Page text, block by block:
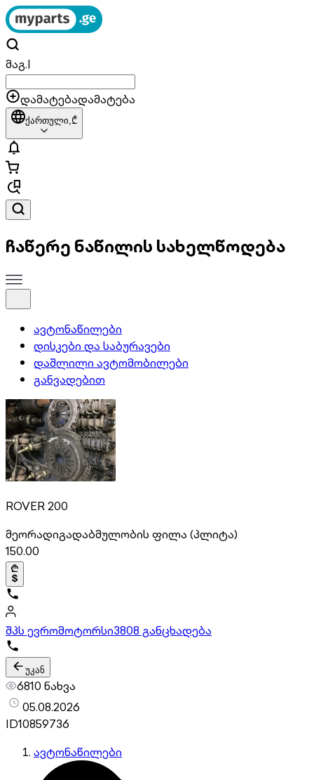
მაგ.|
დამატებადამატება
ქართული,₾
ჩაწერე ნაწილის სახელწოდება
ავტონაწილები
დისკები და საბურავები
დაშლილი ავტომობილები
განვადებით
ROVER 200
მეორადიგადაბმულობის ფილა (პლიტა)
150.00
შპს ევრომოტორსი3808 განცხადება
უკან
6810 ნახვა
05.08.2026
ID10859736
ავტონაწილები